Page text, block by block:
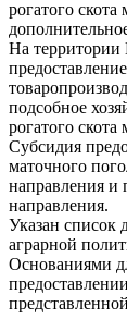
рогатого
На территории
подсобное
рогатого
Субсидия
маточного
направления и
направления.
Указан список
аграрной
Основаниями